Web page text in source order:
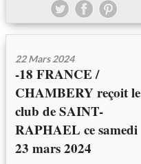
22 Mars 2024
-18 FRANCE /
CHAMBERY reçoit le
club de SAINT-
RAPHAEL ce samedi
23 mars 2024